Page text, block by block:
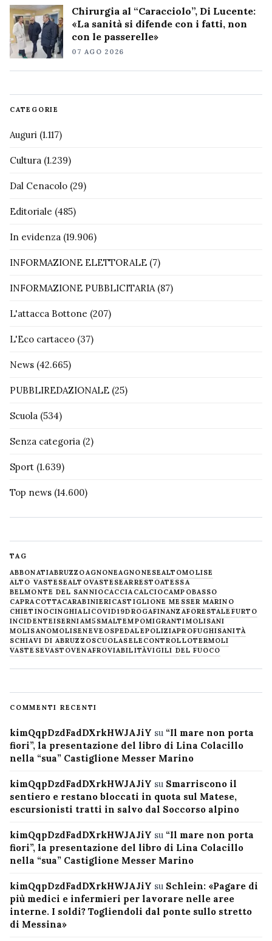
Chirurgia al “Caracciolo”, Di Lucente:
«La sanità si difende con i fatti, non
con le passerelle»
07 AGO 2026
CATEGORIE
Auguri (1.117)
Cultura (1.239)
Dal Cenacolo (29)
Editoriale (485)
In evidenza (19.906)
INFORMAZIONE ELETTORALE (7)
INFORMAZIONE PUBBLICITARIA(87)
L'attacca Bottone (207)
L'Eco cartaceo (37)
News (42.665)
PUBBLIREDAZIONALE (25)
Scuola (534)
Senza categoria (2)
Sport (1.639)
Top news (14.600)
TAG
ABBONATIABRUZZOAGNONEAGNONESEALTOMOLISE
ALTO VASTESEALTOVASTESEARRESTOATESSA
BELMONTE DEL SANNIOCACCIACALCIOCAMPOBASSO
CAPRACOTTACARABINIERICASTIGLIONE MESSER MARINO
CHIETINOCINGHIALICOVID19DROGAFINANZAFORESTALE FURTO
INCIDENTEISERNIAM5SMALTEMPOMIGRANTIMOLISANI
MOLISANOMOLISENEVE OSPEDALEPOLIZIAPROFUGHISANITÀ
SCHIAVI DI ABRUZZOSCUOLASELECONTROLLOTERMOLI
VASTESEVASTOVENAFROVIABILITÀVIGILI DEL FUOCO
COMMENTI RECENTI
kimQqpDzdFadDXrkHWJAJiY su “Il mare non porta
fiori”, la presentazione del libro di Lina Colacillo
nella “sua” Castiglione Messer Marino
kimQqpDzdFadDXrkHWJAJiY su Smarriscono il
sentiero e restano bloccati in quota sul Matese,
escursionisti tratti in salvo dal Soccorso alpino
kimQqpDzdFadDXrkHWJAJiY su “Il mare non porta
fiori”, la presentazione del libro di Lina Colacillo
nella “sua” Castiglione Messer Marino
kimQqpDzdFadDXrkHWJAJiY su Schlein: «Pagare di
più medici e infermieri per lavorare nelle aree
interne. I soldi? Togliendoli dal ponte sullo stretto
di Messina»